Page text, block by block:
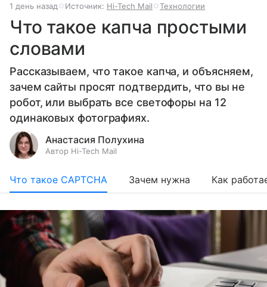
1 день назад Источник: Hi-Tech Mail Технологии
Что такое капча простыми
словами
Рассказываем, что такое капча, и объясняем,
зачем сайты просят подтвердить, что вы не
робот, или выбрать все светофоры на 12
одинаковых фотографиях.
Анастасия Полухина
Автор Hi-Tech Mail
Что такое CAPTCHA Зачем нужна Как